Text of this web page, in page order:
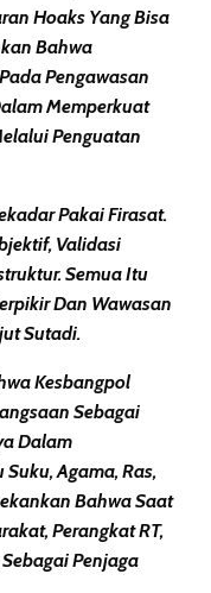
Hoaks Yang Bisa
Bahwa
Pengawasan
Memperkuat
Penguatan
Pakai Firasat.
Validasi
Semua Itu
Dan Wawasan
Sutadi.
Kesbangpol
Sebagai
Dalam
Agama, Ras,
Bahwa Saat
Perangkat RT,
Penjaga